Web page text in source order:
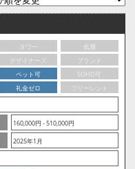
タワー
低層
デザイナーズ
ブランド
ペット可
SOHO可
礼金ゼロ
フリーレント
160,000円 - 510,000円
2025年1月